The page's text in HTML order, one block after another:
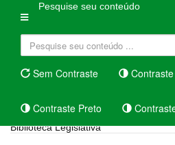
Pesquise seu conteúdo
Sem Contraste
Contraste Preto
Biblioteca Legislativa